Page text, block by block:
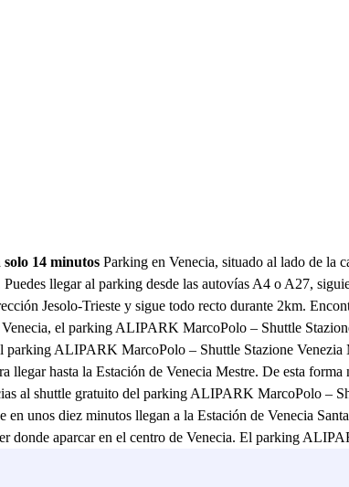
14 minutos Parking en Venecia, situado al lado de la
llegar al parking desde las autovías A4 o A27,
Jesolo-Trieste y sigue todo recto durante 2km.
el parking ALIPARK MarcoPolo – Shuttle
parking ALIPARK MarcoPolo – Shuttle Stazione
hasta la Estación de Venecia Mestre. De esta forma
al shuttle gratuito del parking ALIPARK MarcoPolo –
unos diez minutos llegan a la Estación de Venecia
donde aparcar en el centro de Venecia. El parking